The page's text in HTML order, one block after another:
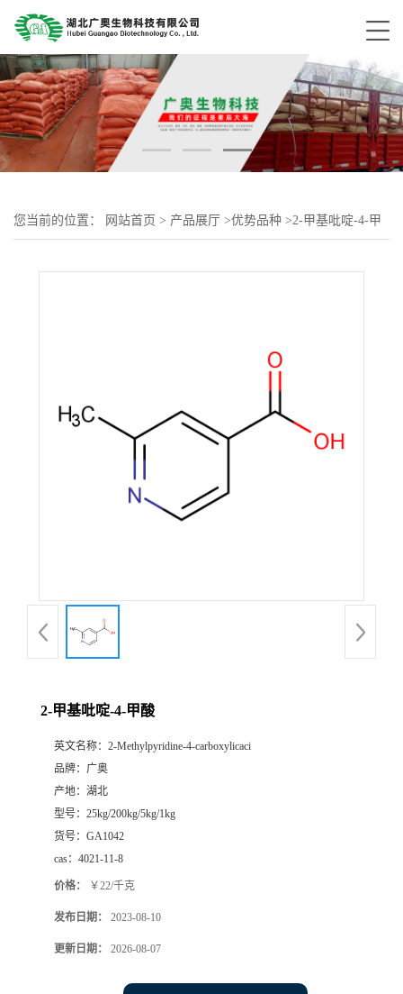
您当前的位置： 网站首页 > 产品展厅 >优势品种 >2-甲基吡啶-4-甲
2-甲基吡啶-4-甲酸
英文名称： 2-Methylpyridine-4-carboxylicaci
品牌： 广奥
产地： 湖北
型号： 25kg/200kg/5kg/1kg
货号： GA1042
cas： 4021-11-8
价格： ￥22/千克
发布日期： 2023-08-10
更新日期： 2026-08-07